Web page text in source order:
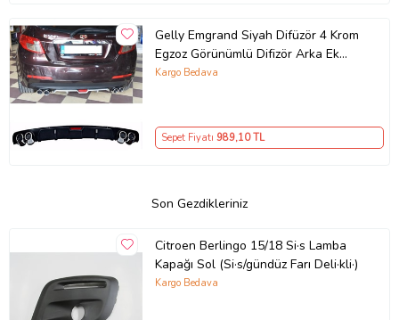
Gelly Emgrand Siyah Difüzör 4 Krom
Egzoz Görünümlü Difizör Arka Ek
Body Kit
Kargo Bedava
Sepet Fiyatı 989,10 TL
Son Gezdikleriniz
Citroen Berlingo 15/18 Si·s Lamba
Kapağı Sol (Si·s/gündüz Farı Deli·kli·)
Kargo Bedava